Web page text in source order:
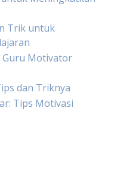
Trik untuk
Guru Motivator
dan Triknya
Tips Motivasi